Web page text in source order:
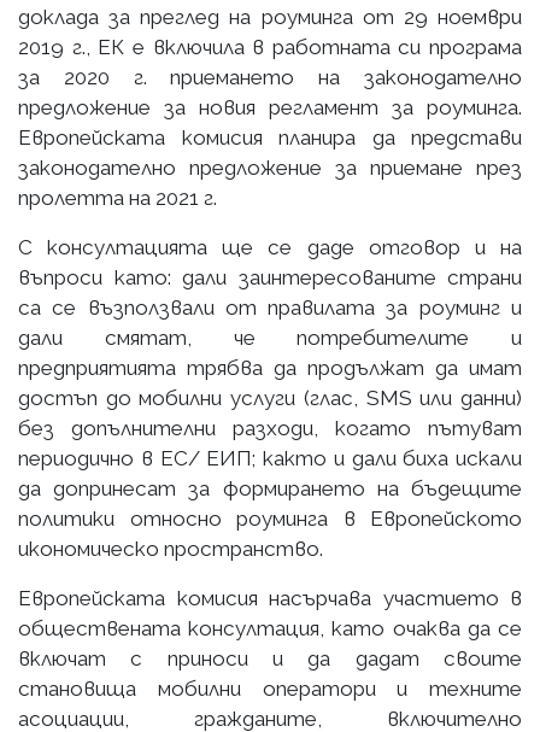
доклада за преглед на роуминга от 29 ноември
2019 г., ЕК е включила в работната си програма
за 2020 г. приемането на законодателно
предложение за новия регламент за роуминга.
Европейската комисия планира да представи
законодателно предложение за приемане през
пролетта на 2021 г.
С консултацията ще се даде отговор и на
въпроси като: дали заинтересованите страни
са се възползвали от правилата за роуминг и
дали смятат, че потребителите и
предприятията трябва да продължат да имат
достъп до мобилни услуги (глас, SMS или данни)
без допълнителни разходи, когато пътуват
периодично в ЕС/ ЕИП; както и дали биха искали
да допринесат за формирането на бъдещите
политики относно роуминга в Европейското
икономическо пространство.
Европейската комисия насърчава участието в
обществената консултация, като очаква да се
включат с приноси и да дадат своите
становища мобилни оператори и техните
асоциации, гражданите, включително